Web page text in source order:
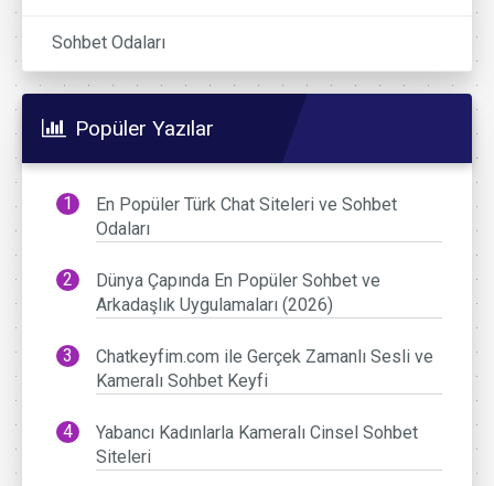
Sohbet Odaları
Popüler Yazılar
En Popüler Türk Chat Siteleri ve Sohbet
Odaları
Dünya Çapında En Popüler Sohbet ve
Arkadaşlık Uygulamaları (2026)
Chatkeyfim.com ile Gerçek Zamanlı Sesli ve
Kameralı Sohbet Keyfi
Yabancı Kadınlarla Kameralı Cinsel Sohbet
Siteleri